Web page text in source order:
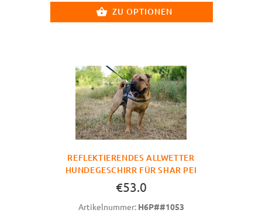
ZU OPTIONEN
REFLEKTIERENDES ALLWETTER
HUNDEGESCHIRR FÜR SHAR PEI
€53.0
Artikelnummer: H6P##1053